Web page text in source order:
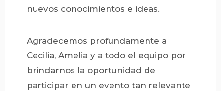
nuevos conocimientos e ideas.
Agradecemos profundamente a
Cecilia, Amelia y a todo el equipo por
brindarnos la oportunidad de
participar en un evento tan relevante